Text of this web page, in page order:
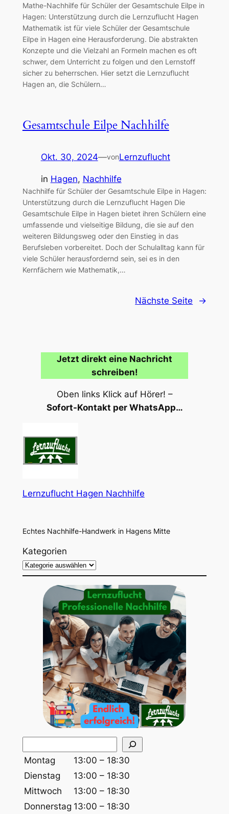
Mathe-Nachhilfe für Schüler der Gesamtschule Eilpe in
Hagen: Unterstützung durch die Lernzuflucht Hagen
Mathematik ist für viele Schüler der Gesamtschule
Eilpe in Hagen eine Herausforderung. Die abstrakten
Konzepte und die Vielzahl an Formeln machen es oft
schwer, dem Unterricht zu folgen und den Lernstoff
sicher zu beherrschen. Hier setzt die Lernzuflucht
Hagen an, die Schülern…
Gesamtschule Eilpe Nachhilfe
Okt. 30, 2024—vonLernzuflucht
in Hagen, Nachhilfe
Nachhilfe für Schüler der Gesamtschule Eilpe in Hagen:
Unterstützung durch die Lernzuflucht Hagen Die
Gesamtschule Eilpe in Hagen bietet ihren Schülern eine
umfassende und vielseitige Bildung, die sie auf den
weiteren Bildungsweg oder den Einstieg in das
Berufsleben vorbereitet. Doch der Schulalltag kann für
viele Schüler herausfordernd sein, sei es in den
Kernfächern wie Mathematik,…
Nächste Seite →
Jetzt direkt eine Nachricht
schreiben!
Oben links Klick auf Hörer! –
Sofort-Kontakt per WhatsApp…
Lernzuflucht Hagen Nachhilfe
Echtes Nachhilfe-Handwerk in Hagens Mitte
Kategorien
u
c
e
n
Montag
13:00 – 18:30
Dienstag
13:00 – 18:30
Mittwoch
13:00 – 18:30
Donnerstag 13:00 – 18:30